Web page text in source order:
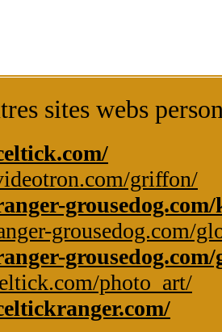
sites webs
griffon/
grousedog.com/
photo_art/